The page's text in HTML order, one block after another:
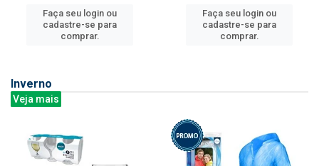
Faça seu login ou
cadastre-se para
comprar.
Faça seu login ou
cadastre-se para
comprar.
Inverno
Veja mais